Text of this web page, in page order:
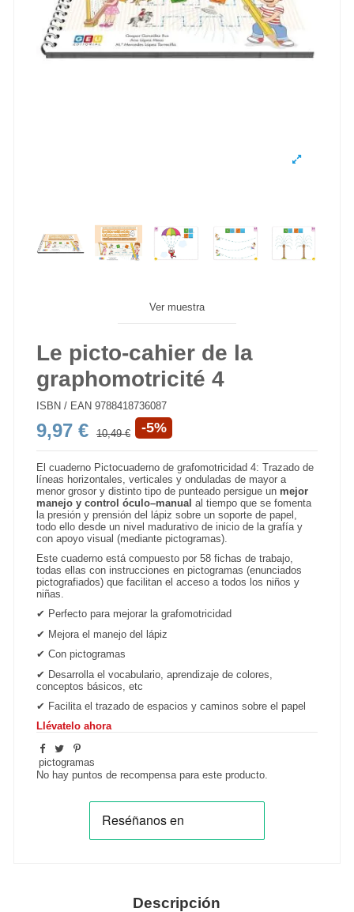
Ver muestra
Le picto-cahier de la
graphomotricité 4
ISBN / EAN 9788418736087
9,97 € 10,49 € -5%
El cuaderno Pictocuaderno de grafomotricidad 4: Trazado de
líneas horizontales, verticales y onduladas de mayor a
menor grosor y distinto tipo de punteado persigue un mejor
manejo y control óculo–manual al tiempo que se fomenta
la presión y prensión del lápiz sobre un soporte de papel,
todo ello desde un nivel madurativo de inicio de la grafía y
con apoyo visual (mediante pictogramas).
Este cuaderno está compuesto por 58 fichas de trabajo,
todas ellas con instrucciones en pictogramas (enunciados
pictografiados) que facilitan el acceso a todos los niños y
niñas.
✔ Perfecto para mejorar la grafomotricidad
✔ Mejora el manejo del lápiz
✔ Con pictogramas
✔ Desarrolla el vocabulario, aprendizaje de colores,
conceptos básicos, etc
✔ Facilita el trazado de espacios y caminos sobre el papel
Llévatelo ahora
pictogramas
No hay puntos de recompensa para este producto.
Descripción